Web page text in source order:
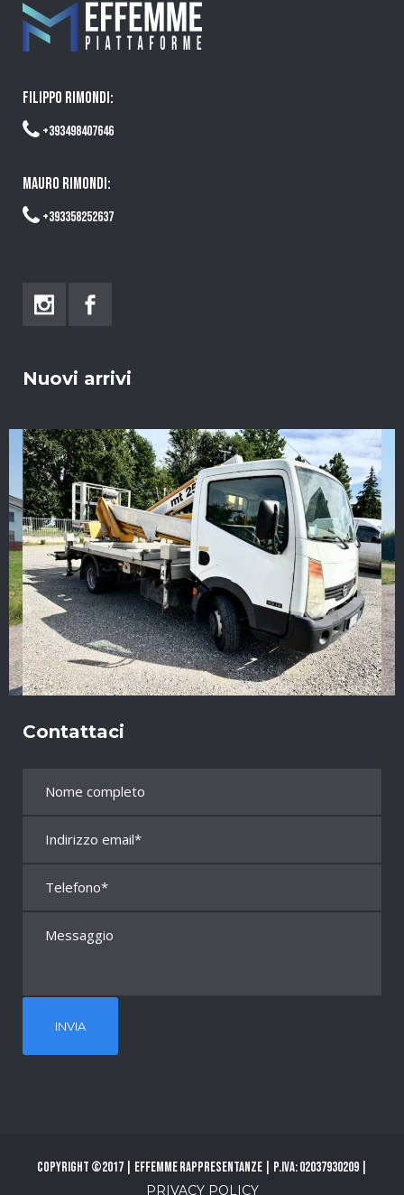
FILIPPO RIMONDI:
+393498407646
MAURO RIMONDI:
+393358252637
Nuovi arrivi
Contattaci
Copyright ©2017 | Effemme Rappresentanze | P.Iva: 02037930209 |
PRIVACY POLICY